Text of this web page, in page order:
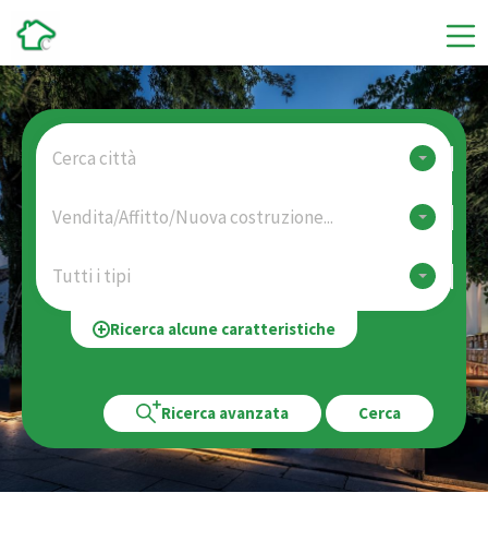
Cerca città
Vendita/Affitto/Nuova costruzione...
Tutti i tipi
Ricerca alcune caratteristiche
Ricerca avanzata Cerca